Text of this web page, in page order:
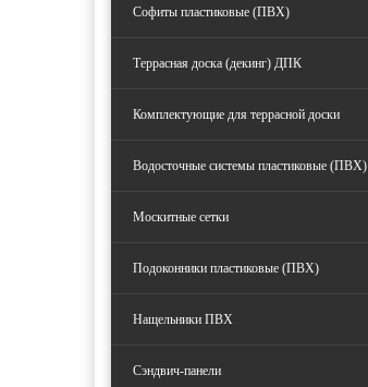
Софиты пластиковые (ПВХ)
Террасная доска (декинг) ДПК
Комплектующие для террасной доски
Водосточные системы пластиковые (ПВХ)
Москитные сетки
Подоконники пластиковые (ПВХ)
Нащельники ПВХ
Сэндвич-панели